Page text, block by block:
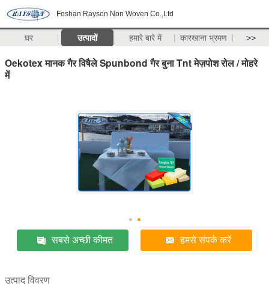
Foshan Rayson Non Woven Co.,Ltd
घर उत्पादों हमारे बारे में कारखाना भ्रमण >>
Oekotex मानक गैर विषैले Spunbond गैर बुना Tnt मेज़पोश रोल / मोहरे
में
सबसे अच्छी कीमत हमसे संपर्क करें
उत्पाद विवरण